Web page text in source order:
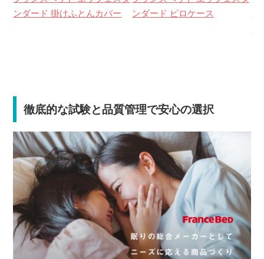
ンダード 掛けふとんカバー
ンダード ピロケース
徹底的な試験と品質管理で安心の選択